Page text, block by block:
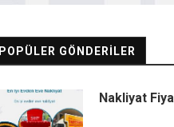
POPÜLER GÖNDERILER
Nakliyat